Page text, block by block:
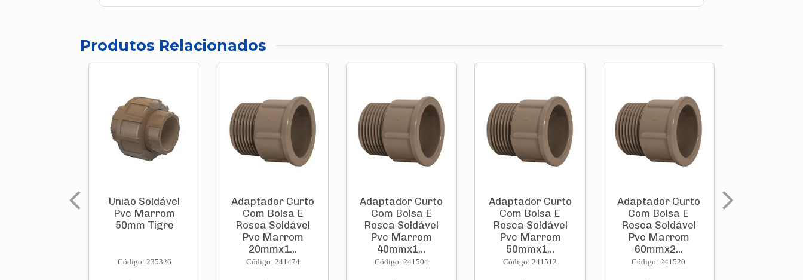
Produtos Relacionados
União Soldável
Pvc Marrom
50mm Tigre
Código: 235326
Adaptador Curto
Com Bolsa E
Rosca Soldável
Pvc Marrom
20mmx1...
Código: 241474
Adaptador Curto
Com Bolsa E
Rosca Soldável
Pvc Marrom
40mmx1...
Código: 241504
Adaptador Curto
Com Bolsa E
Rosca Soldável
Pvc Marrom
50mmx1...
Código: 241512
Adaptador Curto
Com Bolsa E
Rosca Soldável
Pvc Marrom
60mmx2...
Código: 241520